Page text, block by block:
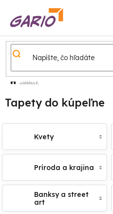
obsah
Tapety
Tapety do kúpeľne
Kvety
Príroda a krajina
Banksy a street
art